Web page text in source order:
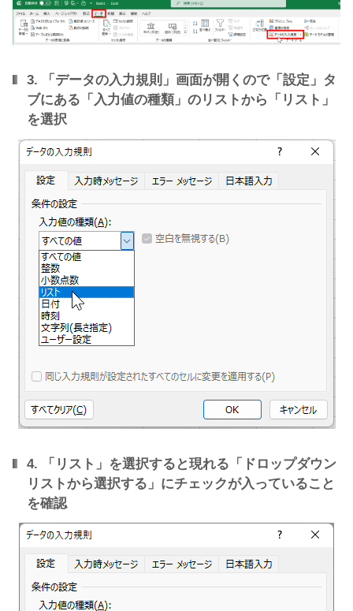
3. 「データの入力規則」画面が開くので「設定」タ
ブにある「入力値の種類」のリストから「リスト」
を選択
4. 「リスト」を選択すると現れる「ドロップダウン
リストから選択する」にチェックが入っていること
を確認